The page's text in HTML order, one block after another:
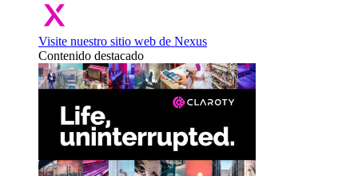
Visite nuestro sitio web de Nexus
Contenido destacado